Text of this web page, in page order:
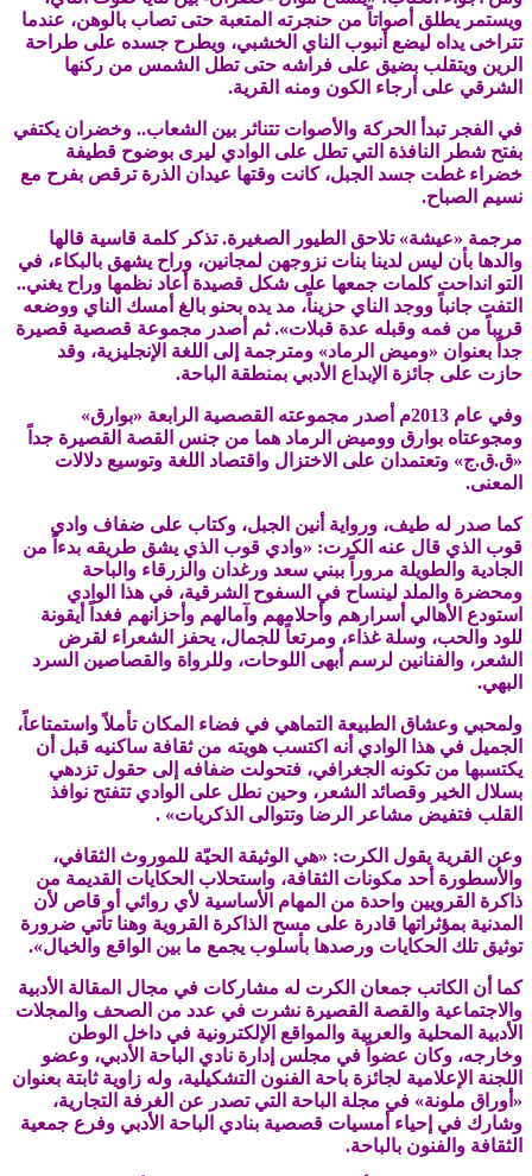
ويستمر يطلق أصواتاً من حنجرته المتعبة حتى تصاب بالوهن، عندما
تتراخى يداه ليضع أنبوب الناي الخشبي، ويطرح جسده على طراحة
الرين ويتقلب بضيق على فراشه حتى تطل الشمس من ركنها
الشرقي على أرجاء الكون ومنه القرية.
في الفجر تبدأ الحركة والأصوات تتناثر بين الشعاب.. وخضران يكتفي
بفتح شطر النافذة التي تطل على الوادي ليرى بوضوح قطيفة
خضراء غطت جسد الجبل، كانت وقتها عيدان الذرة ترقص بفرح مع
نسيم الصباح.
مرجمة «عيشة» تلاحق الطيور الصغيرة. تذكر كلمة قاسية قالها
والدها بأن ليس لدينا بنات نزوجهن لمجانين، وراح يشهق بالبكاء، في
التو انداحت كلمات جمعها على شكل قصيدة أعاد نظمها وراح يغني..
التفت جانباً ووجد الناي حزيناً، مد يده بحنو بالغ أمسك الناي ووضعه
قريباً من فمه وقبله عدة قبلات». ثم أصدر مجموعة قصصية قصيرة
جداً بعنوان «وميض الرماد» ومترجمة إلى اللغة الإنجليزية، وقد
حازت على جائزة الإبداع الأدبي بمنطقة الباحة.
وفي عام 2013م أصدر مجموعته القصصية الرابعة «بوارق»
ومجوعتاه بوارق ووميض الرماد هما من جنس القصة القصيرة جداً
«ق.ق.ج» وتعتمدان على الاختزال واقتصاد اللغة وتوسيع دلالات
المعنى.
كما صدر له طيف، ورواية أنين الجبل، وكتاب على ضفاف وادي
قوب الذي قال عنه الكرت: «وادي قوب الذي يشق طريقه بدءاً من
الجادية والطويلة مروراً ببني سعد ورغدان والزرقاء والباحة
ومحضرة والملد لينساح في السفوح الشرقية، في هذا الوادي
استودع الأهالي أسرارهم وأحلامهم وآمالهم وأحزانهم فغداً أيقونة
للود والحب، وسلة غذاء، ومرتعاً للجمال، يحفز الشعراء لقرض
الشعر، والفنانين لرسم أبهى اللوحات، وللرواة والقصاصين السرد
البهي.
ولمحبي وعشاق الطبيعة التماهي في فضاء المكان تأملاً واستمتاعاً،
الجميل في هذا الوادي أنه اكتسب هويته من ثقافة ساكنيه قبل أن
يكتسبها من تكونه الجغرافي، فتحولت ضفافه إلى حقول تزدهي
بسلال الخير وقصائد الشعر، وحين نطل على الوادي تتفتح نوافذ
القلب فتفيض مشاعر الرضا وتتوالى الذكريات» .
وعن القرية يقول الكرت: «هي الوثيقة الحيّة للموروث الثقافي،
والأسطورة أحد مكونات الثقافة، واستحلاب الحكايات القديمة من
ذاكرة القرويين واحدة من المهام الأساسية لأي روائي أو قاص لأن
المدنية بمؤثراتها قادرة على مسح الذاكرة القروية وهنا تأتي ضرورة
توثيق تلك الحكايات ورصدها بأسلوب يجمع ما بين الواقع والخيال».
كما أن الكاتب جمعان الكرت له مشاركات في مجال المقالة الأدبية
والاجتماعية والقصة القصيرة نشرت في عدد من الصحف والمجلات
الأدبية المحلية والعربية والمواقع الإلكترونية في داخل الوطن
وخارجه، وكان عضواً في مجلس إدارة نادي الباحة الأدبي، وعضو
اللجنة الإعلامية لجائزة باحة الفنون التشكيلية، وله زاوية ثابتة بعنوان
«أوراق ملونة» في مجلة الباحة التي تصدر عن الغرفة التجارية،
وشارك في إحياء أمسيات قصصية بنادي الباحة الأدبي وفرع جمعية
الثقافة والفنون بالباحة.